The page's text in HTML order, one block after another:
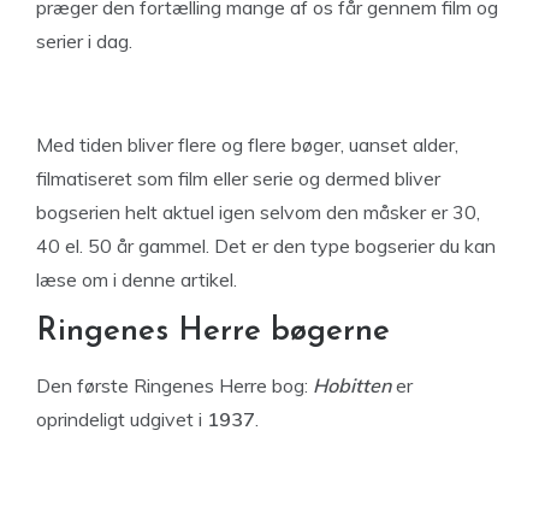
præger den fortælling mange af os får gennem film og
serier i dag.
Med tiden bliver flere og flere bøger, uanset alder,
filmatiseret som film eller serie og dermed bliver
bogserien helt aktuel igen selvom den måsker er 30,
40 el. 50 år gammel. Det er den type bogserier du kan
læse om i denne artikel.
Ringenes Herre bøgerne
Den første Ringenes Herre bog: Hobittener
oprindeligt udgivet i 1937.